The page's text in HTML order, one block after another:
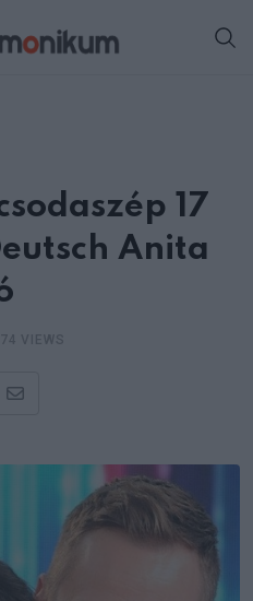
17
Anita
Share
Email